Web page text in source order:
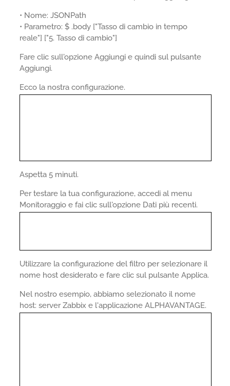
• Nome: JSONPath
• Parametro: $ .body ["Tasso di cambio in tempo
reale"] ["5. Tasso di cambio"]
Fare clic sull'opzione Aggiungi e quindi sul pulsante
Aggiungi.
Ecco la nostra configurazione.
Aspetta 5 minuti.
Per testare la tua configurazione, accedi al menu
Monitoraggio e fai clic sull'opzione Dati più recenti.
Utilizzare la configurazione del filtro per selezionare il
nome host desiderato e fare clic sul pulsante Applica.
Nel nostro esempio, abbiamo selezionato il nome
host: server Zabbix e l'applicazione ALPHAVANTAGE.